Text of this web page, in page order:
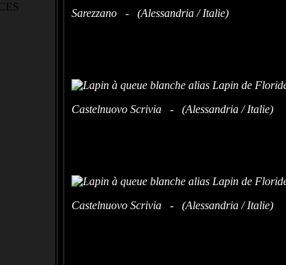
Sarezzano - (Alessandria / Italie)
Castelnuovo Scrivia - (Alessandria / Italie)
Castelnuovo Scrivia - (Alessandria / Italie)